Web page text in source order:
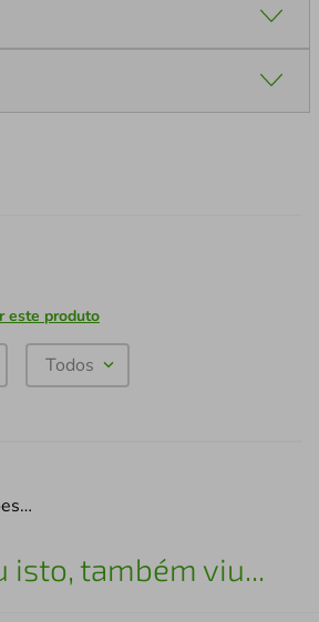
este produto
Todos
isto, também viu...